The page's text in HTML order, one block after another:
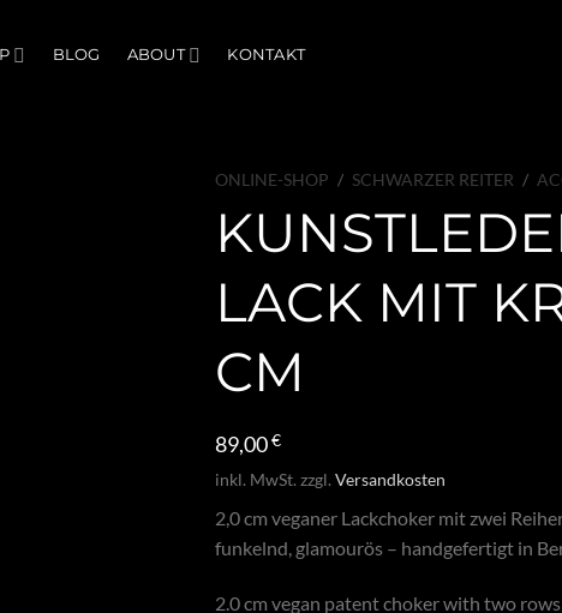
BLOG ABOUT KONTAKT
ONLINE-SHOP / SCHWARZER REITER /
LACK MIT
CM
89,00€
inkl. MwSt. zzgl. Versandkosten
2,0 cm veganer Lackchoker mit zwei
funkelnd, glamourös – handgefertigt in
2.0 cm vegan patent choker with two